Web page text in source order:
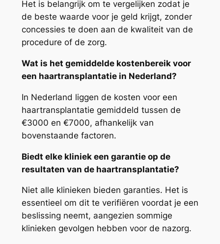
Het is belangrijk om te vergelijken zodat je
de beste waarde voor je geld krijgt, zonder
concessies te doen aan de kwaliteit van de
procedure of de zorg.
Wat is het gemiddelde kostenbereik voor
een haartransplantatie in Nederland?
In Nederland liggen de kosten voor een
haartransplantatie gemiddeld tussen de
€3000 en €7000, afhankelijk van
bovenstaande factoren.
Biedt elke kliniek een garantie op de
resultaten van de haartransplantatie?
Niet alle klinieken bieden garanties. Het is
essentieel om dit te verifiëren voordat je een
beslissing neemt, aangezien sommige
klinieken gevolgen hebben voor de nazorg.